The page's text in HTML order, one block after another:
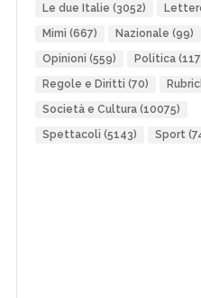
Le due Italie (3052)
Mimì (667) Nazionale (99)
Opinioni (559) Politica
Regole e Diritti (70)
Società e Cultura(10075)
Spettacoli (5143) Sport